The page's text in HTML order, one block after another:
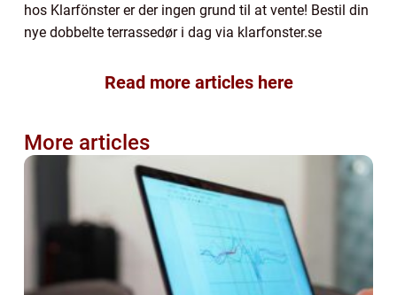
hos Klarfönster er der ingen grund til at vente! Bestil din
nye dobbelte terrassedør i dag via klarfonster.se
Read more articles here
More articles